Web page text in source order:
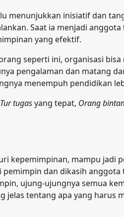
menunjukkan inisiatif dan
Saat ia menjadi
yang efektif.
seperti ini, organisasi
pengalaman dan matang
menempuh pendidikan
Tur tugasyang tepat, Orang
kepemimpinan, mampu jadi
dan dikasih
ujung-ujungnya semua
jelas tentang apa yang harus